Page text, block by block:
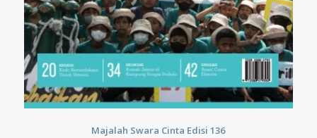
Majalah Swara Cinta Edisi 136